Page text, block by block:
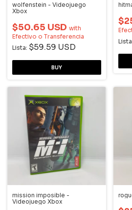
wolfenstein - Videojuego
Xbox
$50.65 USD with
Efectivo o Transferencia
Lista: $59.59 USD
mission imposible -
Videojuego Xbox